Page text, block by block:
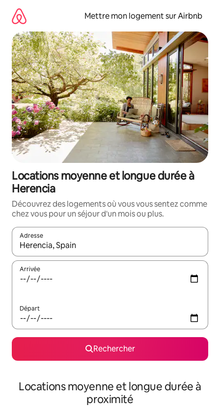
directement
contenu
Mettre mon logement sur Airbnb
Locations moyenne et longue durée à
Herencia
Découvrez des logements où vous vous sentez comme
chez vous pour un séjour d'un mois ou plus.
Adresse
Lorsque les résultats s'affichent, utilisez les flèches vers le
Arrivée
Départ
Rechercher
Locations moyenne et longue durée à
proximité